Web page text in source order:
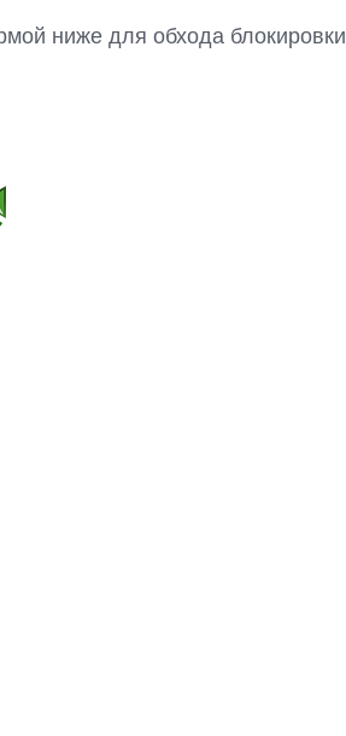
ниже для обхода блокировки